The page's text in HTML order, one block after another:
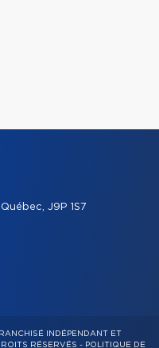
J9P 1S7
INDÉPENDANT ET
RÉSERVÉS - POLITIQUE DE